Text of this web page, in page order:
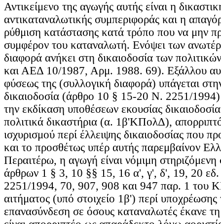
Αντικείμενο της αγωγής αυτής είναι η
αντικαταναλωτικής συμπεριφοράς και η
ρύθμιση κατάστασης κατά τρόπο που να μην
συμφέρον του καταναλωτή. Ενόψει των
διαφορά ανήκει στη δικαιοδοσία των
και ΑΕΔ 10/1987, Αρμ. 1988. 69). Εξάλλου
φύσεως της (συλλογική διαφορά) υπάγεται
δικαιοδοσία (άρθρο 10 § 15-20 Ν. 2251/1994)
την εκδίκαση υποθέσεων εκουσίας
πολιτικά δικαστήρια (α. 1β'ΚΠολΔ),
ισχυρισμού περί έλλειψης δικαιοδοσίας που
και το προσθέτως υπέρ αυτής παρεμβαίνον
Περαιτέρω, η αγωγή είναι νόμιμη στηριζόμενη
άρθρων 1 § 3, 10 §§ 15, 16 α', γ', δ', 19, 20
2251/1994, 70, 907, 908 και 947 παρ. 1 του
αιτήματος (υπό στοιχείο 1β') περί υποχρέωσης
επανασύνδεση σε όσους καταναλωτές έκανε